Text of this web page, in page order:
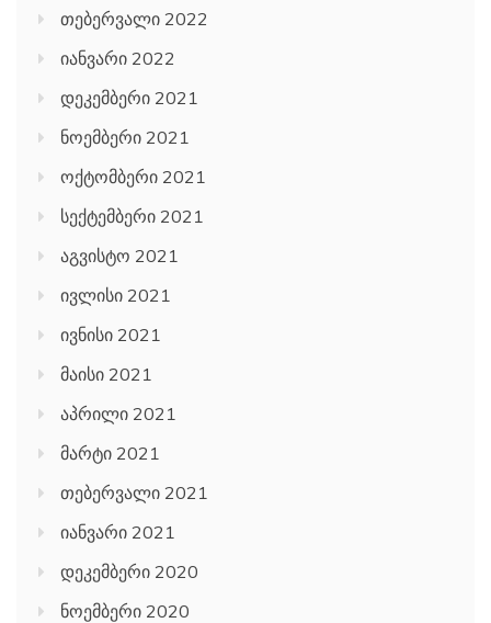
თებერვალი 2022
იანვარი 2022
დეკემბერი 2021
ნოემბერი 2021
ოქტომბერი 2021
სექტემბერი 2021
აგვისტო 2021
ივლისი 2021
ივნისი 2021
მაისი 2021
აპრილი 2021
მარტი 2021
თებერვალი 2021
იანვარი 2021
დეკემბერი 2020
ნოემბერი 2020